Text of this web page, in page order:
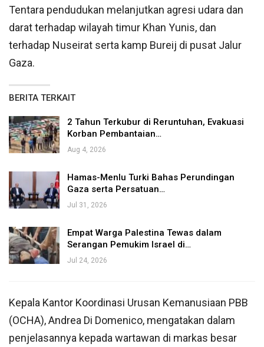
Tentara pendudukan melanjutkan agresi udara dan
darat terhadap wilayah timur Khan Yunis, dan
terhadap Nuseirat serta kamp Bureij di pusat Jalur
Gaza.
BERITA TERKAIT
2 Tahun Terkubur di Reruntuhan, Evakuasi
Korban Pembantaian…
Aug 4, 2026
Hamas-Menlu Turki Bahas Perundingan
Gaza serta Persatuan…
Jul 31, 2026
Empat Warga Palestina Tewas dalam
Serangan Pemukim Israel di…
Jul 24, 2026
Kepala Kantor Koordinasi Urusan Kemanusiaan PBB
(OCHA), Andrea Di Domenico, mengatakan dalam
penjelasannya kepada wartawan di markas besar